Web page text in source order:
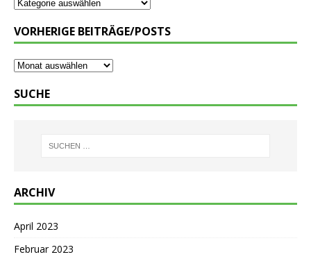
VORHERIGE BEITRÄGE/POSTS
SUCHE
ARCHIV
April 2023
Februar 2023